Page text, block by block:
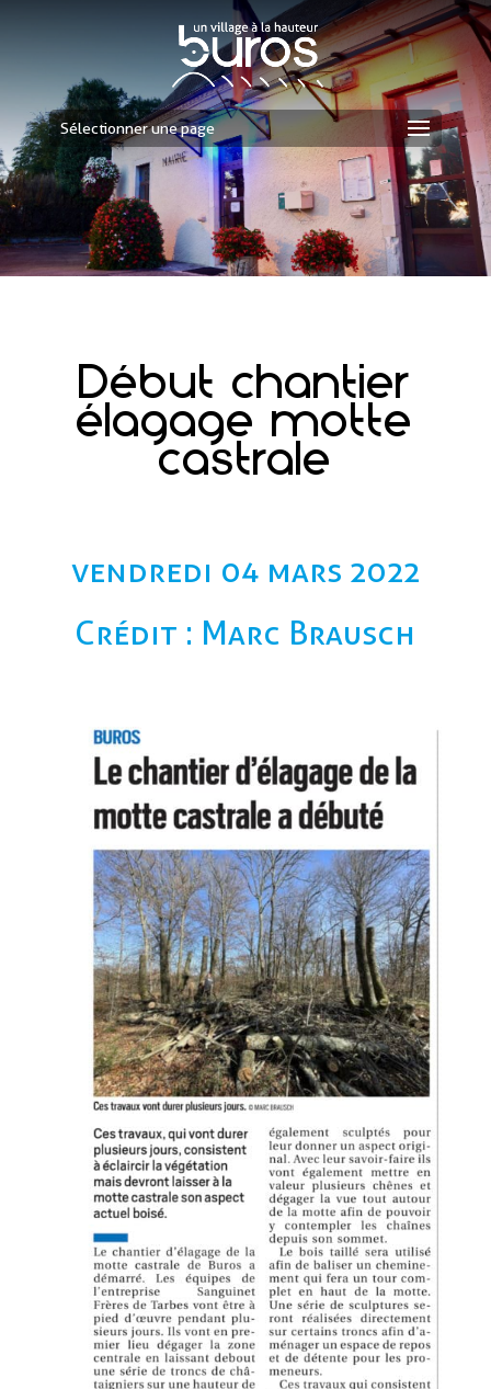
Sélectionner une page
Début chantier
élagage motte
castrale
vendredi 04 mars 2022
Crédit : Marc Brausch